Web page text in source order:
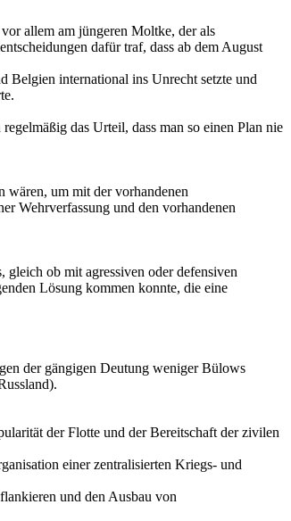
allem am jüngeren Moltke, der als
dafür traf, dass ab dem August
Belgien international ins Unrecht setzte und
das Urteil, dass man so einen Plan nie
wären, um mit der vorhandenen
Wehrverfassung und den vorhandenen
ob mit agressiven oder defensiven
Lösung kommen konnte, die eine
der gängigen Deutung weniger Bülows
der Flotte und der Bereitschaft der zivilen
einer zentralisierten Kriegs- und
und den Ausbau von